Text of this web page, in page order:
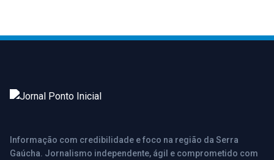
Informação com credibilidade e foco na região da Serra
Gaúcha. Jornalismo independente, ágil e comprometido com